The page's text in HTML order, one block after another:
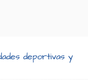
deportivas y